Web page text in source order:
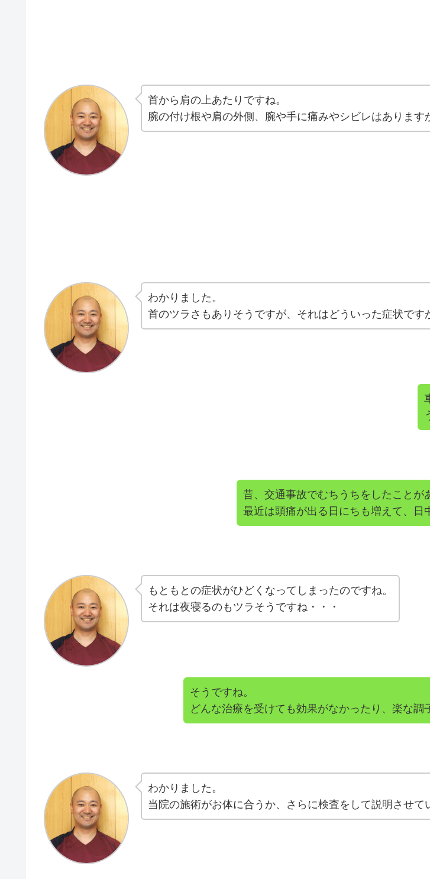
首から肩の上あたりですね。
腕の付け根や肩の外側、腕や手に痛みやシビレはあります
わかりました。
首のツラさもありそうですが、それはどういった症状です
昔、交通事故でむちうちをしたことが
最近は頭痛が出る日にちも増えて、日
もともとの症状がひどくなってしまったのですね。
それは夜寝るのもツラそうですね・・・
そうですね。
どんな治療を受けても効果がなかったり、楽な調
わかりました。
当院の施術がお体に合うか、さらに検査をして説明させ